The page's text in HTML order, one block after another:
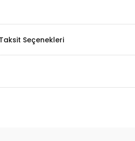
Taksit Seçenekleri